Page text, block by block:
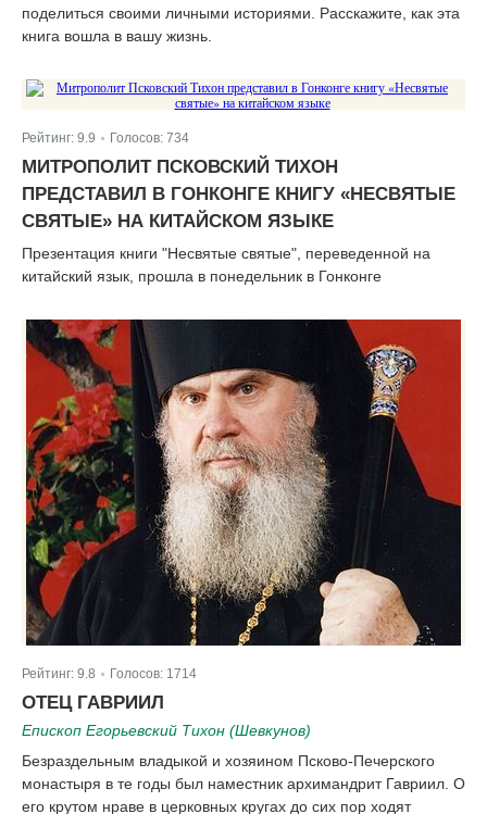
поделиться своими личными историями. Расскажите, как эта
книга вошла в вашу жизнь.
Рейтинг: 9.9 Голосов: 734
МИТРОПОЛИТ ПСКОВСКИЙ ТИХОН
ПРЕДСТАВИЛ В ГОНКОНГЕ КНИГУ «НЕСВЯТЫЕ
СВЯТЫЕ» НА КИТАЙСКОМ ЯЗЫКЕ
Презентация книги "Несвятые святые", переведенной на
китайский язык, прошла в понедельник в Гонконге
Рейтинг: 9.8 Голосов: 1714
ОТЕЦ ГАВРИИЛ
Епископ Егорьевский Тихон (Шевкунов)
Безраздельным владыкой и хозяином Псково-Печерского
монастыря в те годы был наместник архимандрит Гавриил. О
его крутом нраве в церковных кругах до сих пор ходят